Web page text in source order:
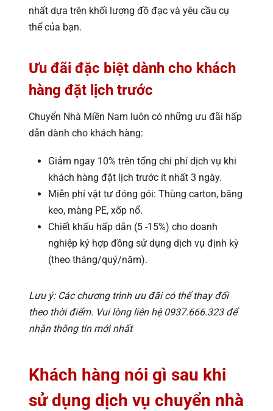
nhất dựa trên khối lượng đồ đạc và yêu cầu cụ
thể của bạn.
Ưu đãi đặc biệt dành cho khách
hàng đặt lịch trước
Chuyển Nhà Miền Nam luôn có những ưu đãi hấp
dẫn dành cho khách hàng:
Giảm ngay 10% trên tổng chi phí dịch vụ khi
khách hàng đặt lịch trước ít nhất 3 ngày.
Miễn phí vật tư đóng gói: Thùng carton, băng
keo, màng PE, xốp nổ.
Chiết khấu hấp dẫn (5 -15%) cho doanh
nghiệp ký hợp đồng sử dụng dịch vụ định kỳ
(theo tháng/quý/năm).
Lưu ý: Các chương trình ưu đãi có thể thay đổi
theo thời điểm. Vui lòng liên hệ 0937.666.323 để
nhận thông tin mới nhất
Khách hàng nói gì sau khi
sử dụng dịch vụ chuyển nhà